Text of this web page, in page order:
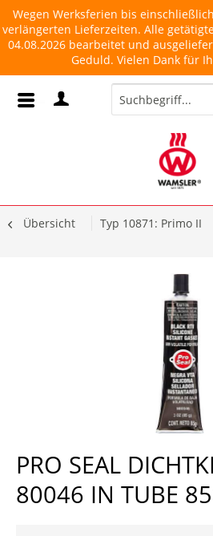
Wegen Werksferien bis
verlängerten Lieferzeiten. Alle
04.08.2026 bearbeitet und
Geduld. Vielen Dank für
Übersicht Typ 10871: Primo II
PRO SEAL
80046 IN TUBE